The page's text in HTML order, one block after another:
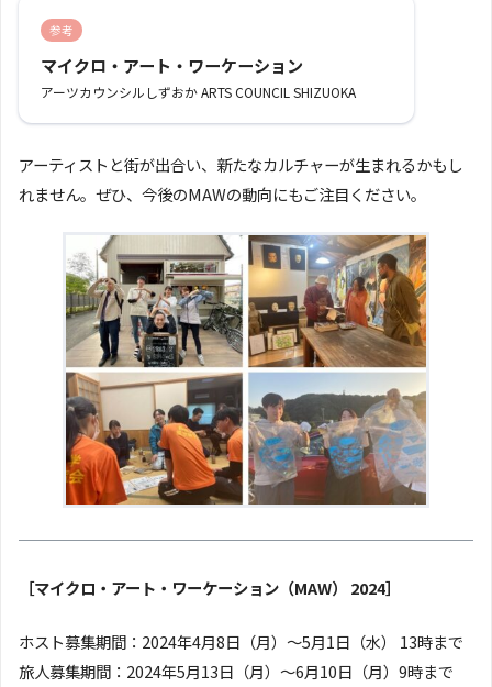
参考
マイクロ・アート・ワーケーション
アーツカウンシルしずおか ARTS COUNCIL SHIZUOKA
アーティストと街が出合い、新たなカルチャーが生まれるかもし
れません。ぜひ、今後のMAWの動向にもご注目ください。
［マイクロ・アート・ワーケーション（MAW） 2024］
ホスト募集期間：2024年4月8日（月）〜5月1日（水） 13時まで
旅人募集期間：2024年5月13日（月）〜6月10日（月）9時まで